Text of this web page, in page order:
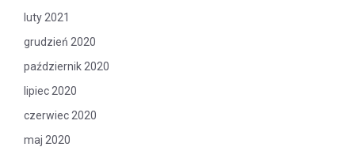
luty 2021
grudzień 2020
październik 2020
lipiec 2020
czerwiec 2020
maj 2020